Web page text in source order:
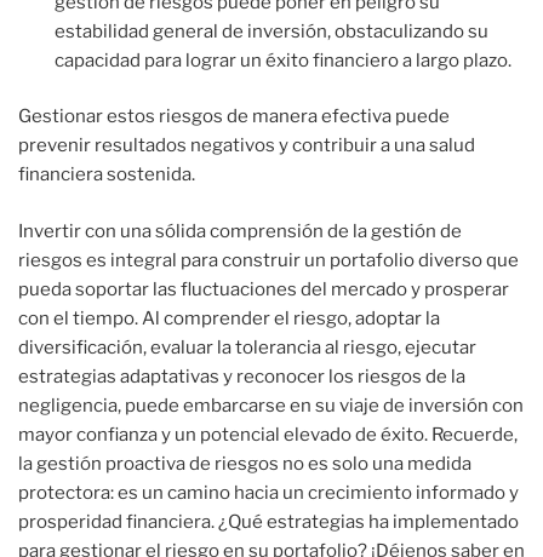
estabilidad general de inversión, obstaculizando su
capacidad para lograr un éxito financiero a largo plazo.
Gestionar estos riesgos de manera efectiva puede
prevenir resultados negativos y contribuir a una salud
financiera sostenida.
Invertir con una sólida comprensión de la gestión de
riesgos es integral para construir un portafolio diverso que
pueda soportar las fluctuaciones del mercado y prosperar
con el tiempo. Al comprender el riesgo, adoptar la
diversificación, evaluar la tolerancia al riesgo, ejecutar
estrategias adaptativas y reconocer los riesgos de la
negligencia, puede embarcarse en su viaje de inversión con
mayor confianza y un potencial elevado de éxito. Recuerde,
la gestión proactiva de riesgos no es solo una medida
protectora: es un camino hacia un crecimiento informado y
prosperidad financiera. ¿Qué estrategias ha implementado
para gestionar el riesgo en su portafolio? ¡Déjenos saber en